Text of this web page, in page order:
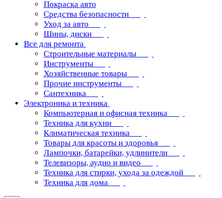
Покраска авто
Средства безопасности
Уход за авто
Шины, диски
Все для ремонта
Строительные материалы
Инструменты
Хозяйственные товары
Прочие инструменты
Сантехника
Электроника и техника
Компьютерная и офисная техника
Техника для кухни
Климатическая техника
Товары для красоты и здоровья
Лампочки, батарейки, удлинители
Телевизоры, аудио и видео
Техника для стирки, ухода за одеждой
Техника для дома